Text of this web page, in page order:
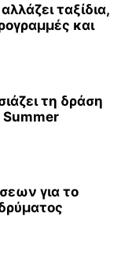
ταξίδια,
και
τη δράση
Summer
για το